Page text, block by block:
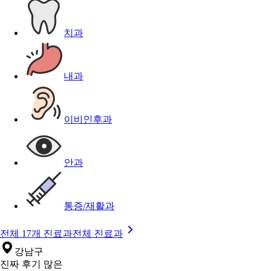
치과
내과
이비인후과
안과
통증/재활과
전체 17개 진료과전체 진료과
강남구
진짜 후기 많은